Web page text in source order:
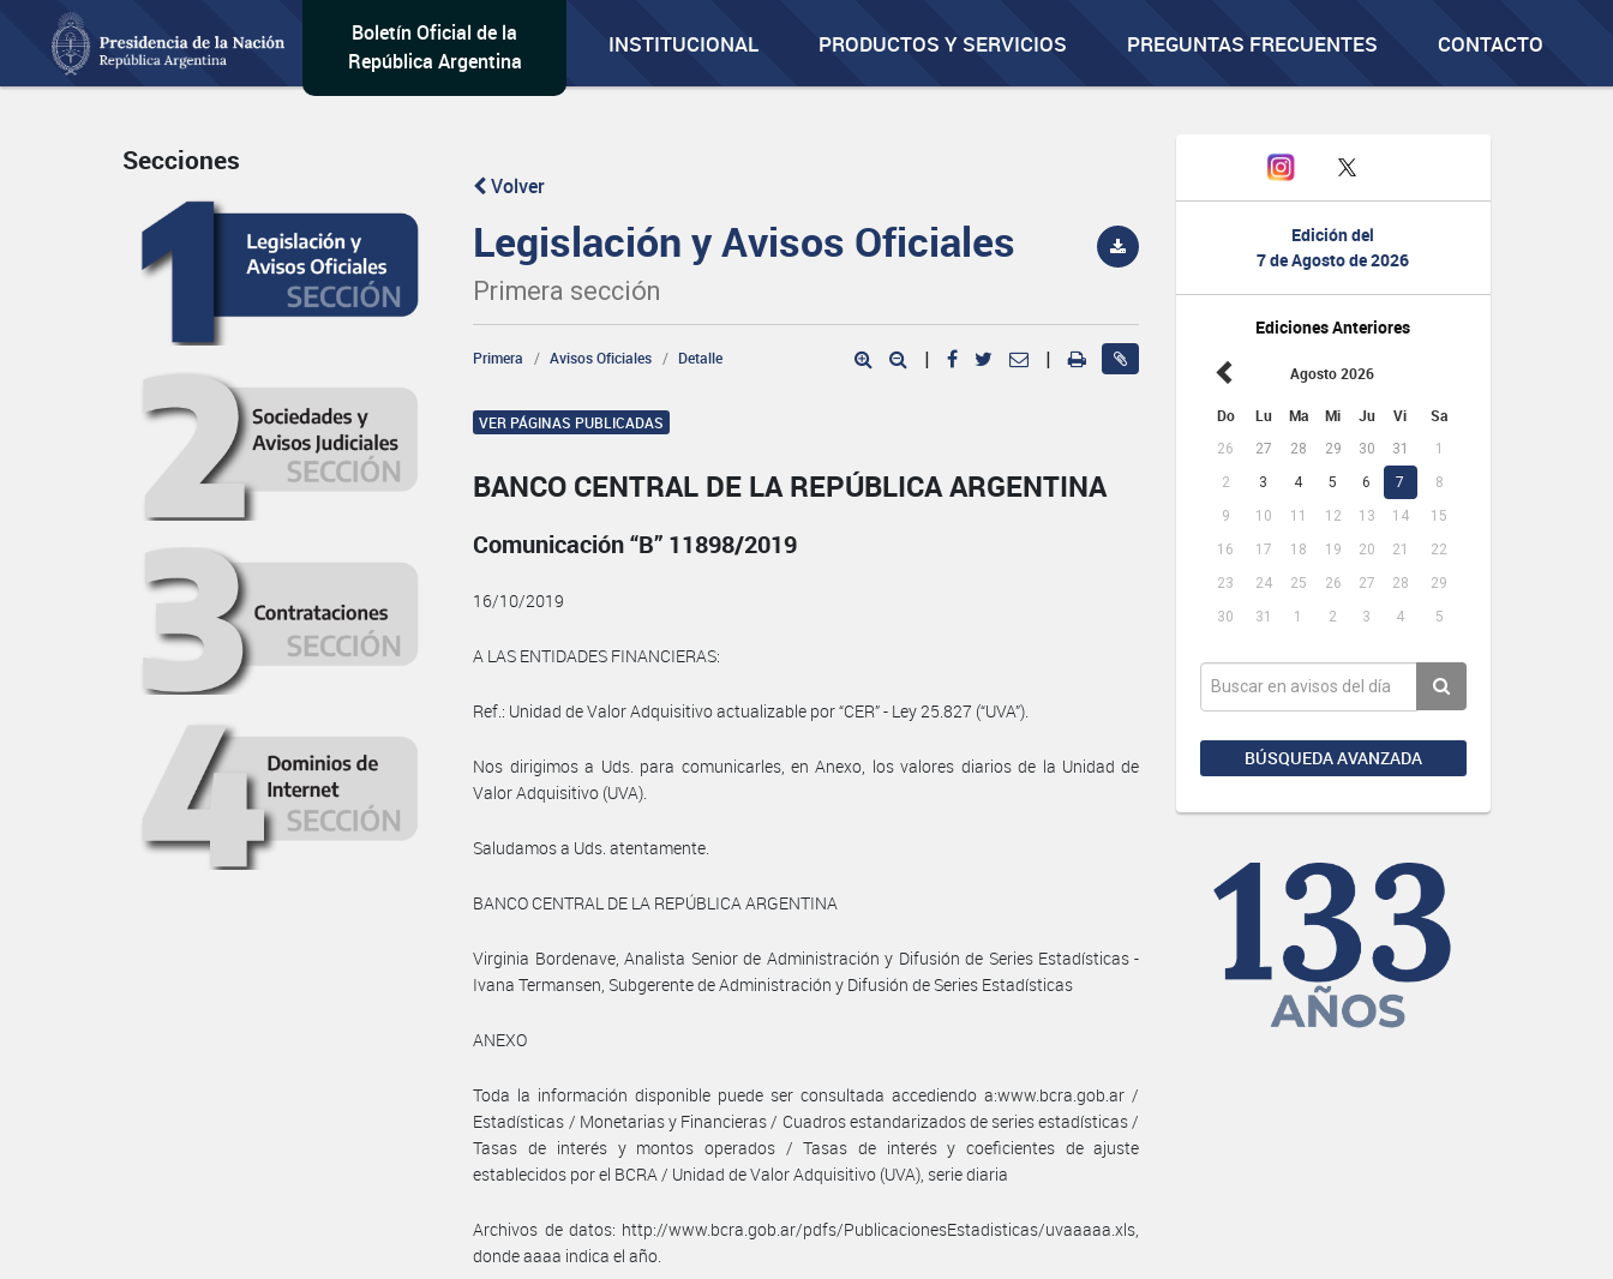
Boletín Oficial de la
República Argentina
INSTITUCIONAL PRODUCTOS Y SERVICIOS PREGUNTAS FRECUENTES CONTACTO
Edición del
7 de Agosto de 2026
Ediciones Anteriores
Agosto 2026
Do Lu Ma Mi Ju Vi Sa
26 27 28 29 30 31
1
2
3 4 5 6 7
8
9
10 11 12 13 14
15
16
17 18 19 20 21
22
23
24 25 26 27 28
29
30
31 1 2 3 4 5
BÚSQUEDA AVANZADA
Secciones
Volver
Legislación y Avisos Oficiales
Primera sección
Primera Avisos Oficiales Detalle | |
VER PÁGINAS PUBLICADAS
BANCO CENTRAL DE LA REPÚBLICA ARGENTINA
Comunicación “B” 11898/2019
16/10/2019
A LAS ENTIDADES FINANCIERAS:
Ref.: Unidad de Valor Adquisitivo actualizable por “CER” - Ley 25.827 (“UVA”).
Nos dirigimos a Uds. para comunicarles, en Anexo, los valores diarios de la Unidad de
Valor Adquisitivo (UVA).
Saludamos a Uds. atentamente.
BANCO CENTRAL DE LA REPÚBLICA ARGENTINA
Virginia Bordenave, Analista Senior de Administración y Difusión de Series Estadísticas -
Ivana Termansen, Subgerente de Administración y Difusión de Series Estadísticas
ANEXO
Toda la información disponible puede ser consultada accediendo a:www.bcra.gob.ar /
Estadísticas / Monetarias y Financieras / Cuadros estandarizados de series estadísticas /
Tasas de interés y montos operados / Tasas de interés y coeficientes de ajuste
establecidos por el BCRA / Unidad de Valor Adquisitivo (UVA), serie diaria
Archivos de datos: http://www.bcra.gob.ar/pdfs/PublicacionesEstadisticas/uvaaaaa.xls,
donde aaaa indica el año.